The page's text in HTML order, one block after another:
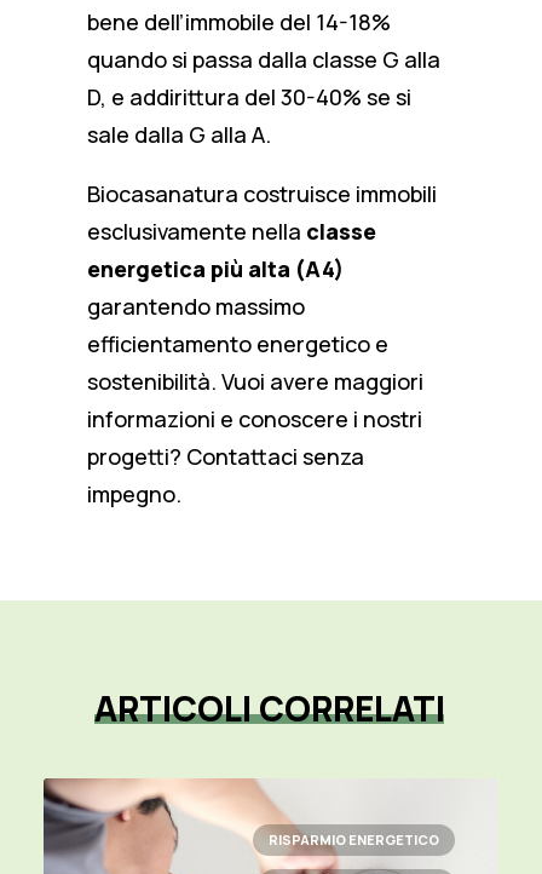
bene dell’immobile del 14-18%
quando si passa dalla classe G alla
D, e addirittura del 30-40% se si
sale dalla G alla A.
Biocasanatura costruisce immobili
esclusivamente nella classe
energetica più alta (A4)
garantendo massimo
efficientamento energetico e
sostenibilità. Vuoi avere maggiori
informazioni e conoscere i nostri
progetti? Contattaci senza
impegno.
ARTICOLICORRELATI
RISPARMIO ENERGETICO